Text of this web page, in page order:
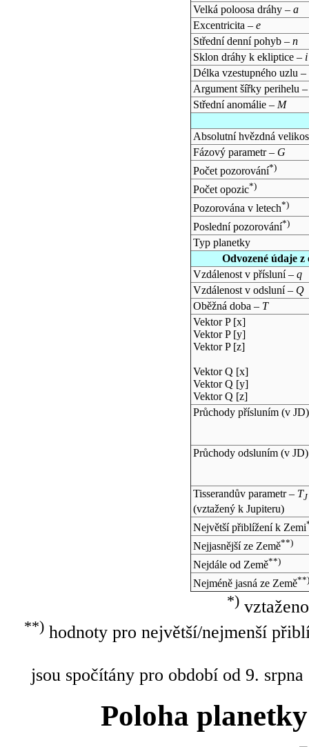
Velká poloosa dráhy – a
Excentricita – e
Střední denní pohyb – n
Sklon dráhy k ekliptice – i
Délka vzestupného uzlu –
Argument šířky perihelu
Střední anomálie – M
Absolutní hvězdná
Fázový parametr – G
Počet pozorování*)
Počet opozic*)
Pozorována v letech*)
Poslední pozorování*)
Typ planetky
Odvozené údaje
Vzdálenost v přísluní – q
Vzdálenost v odsluní – Q
Oběžná doba – T
Vektor P [x]
Vektor P [y]
Vektor P [z]
Vektor Q [x]
Vektor Q [y]
Vektor Q [z]
Průchody přísluním (v JD)
Průchody odsluním (v JD)
Tisserandův parametr – TJ
(vztažený k Jupiteru)
Největší přiblížení k Zemi
Nejjasnější ze Země**)
Nejdále od Země**)
Nejméně jasná ze Země**)
*)
**)hodnoty pro největší/nejmenší
jsou spočítány pro období od 9.
Poloha